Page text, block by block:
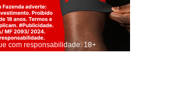
com responsabilidade. 18+